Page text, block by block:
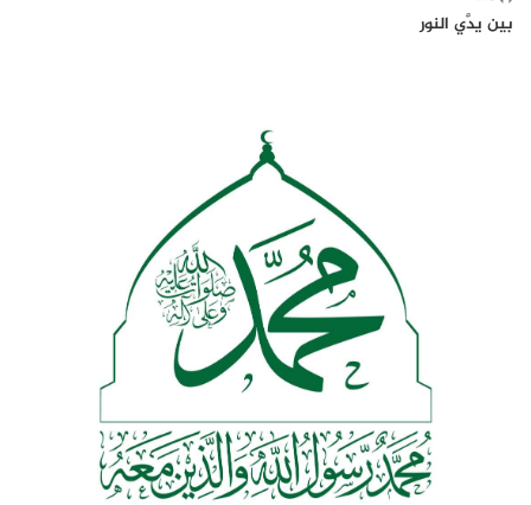
بين يدَّي النور